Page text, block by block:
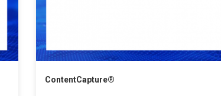
ContentCapture®